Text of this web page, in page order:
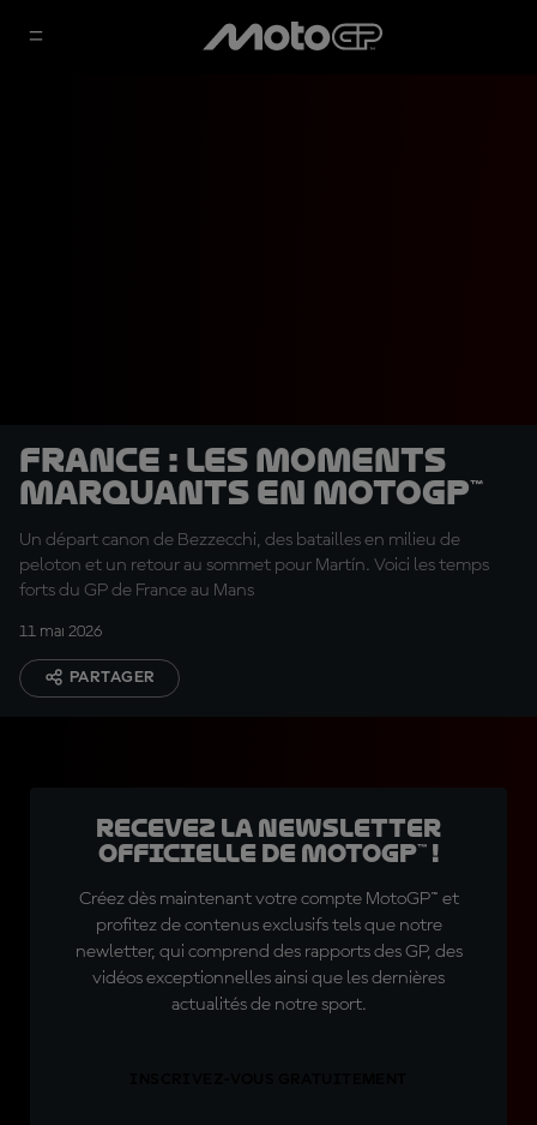
France : les moments
marquants en MotoGP™
Un départ canon de Bezzecchi, des batailles en milieu de
peloton et un retour au sommet pour Martín. Voici les temps
forts du GP de France au Mans
11 mai 2026
PARTAGER
Recevez la Newsletter
officielle de MotoGP™ !
Créez dès maintenant votre compte MotoGP™ et
profitez de contenus exclusifs tels que notre
newletter, qui comprend des rapports des GP, des
vidéos exceptionnelles ainsi que les dernières
actualités de notre sport.